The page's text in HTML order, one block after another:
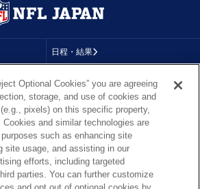
日程・結果
テレビ
画像
順位表
About NFL
特集
Optional Cookies” you are agreeing
storage, and use of cookies and
pixels) on this specific property,
Cookies and similar technologies are
such as enhancing site
site usage, and assisting in our
efforts, including targeted
parties. You can further customize